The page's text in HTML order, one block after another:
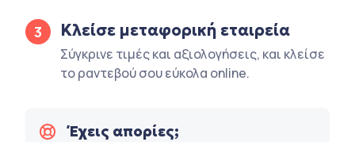
3 Κλείσε μεταφορική εταιρεία
Σύγκρινε τιμές και αξιολογήσεις, και κλείσε
το ραντεβού σου εύκολα online.
Έχεις απορίες;